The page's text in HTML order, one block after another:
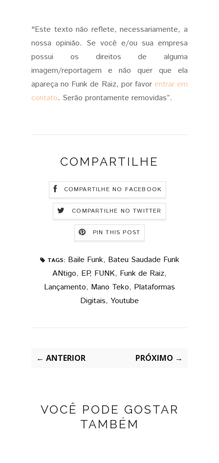
"Este texto não reflete, necessariamente, a
nossa opinião. Se você e/ou sua empresa
possui os direitos de alguma
imagem/reportagem e não quer que ela
apareça no Funk de Raiz, por favor entrar em
contato. Serão prontamente removidas".
COMPARTILHE
COMPARTILHE NO FACEBOOK
COMPARTILHE NO TWITTER
PIN THIS POST
TAGS: Baile Funk, Bateu Saudade Funk
ANtigo, EP, FUNK, Funk de Raiz,
Lançamento, Mano Teko, Plataformas
Digitais, Youtube
← ANTERIOR PRÓXIMO →
VOCÊ PODE GOSTAR
TAMBÉM